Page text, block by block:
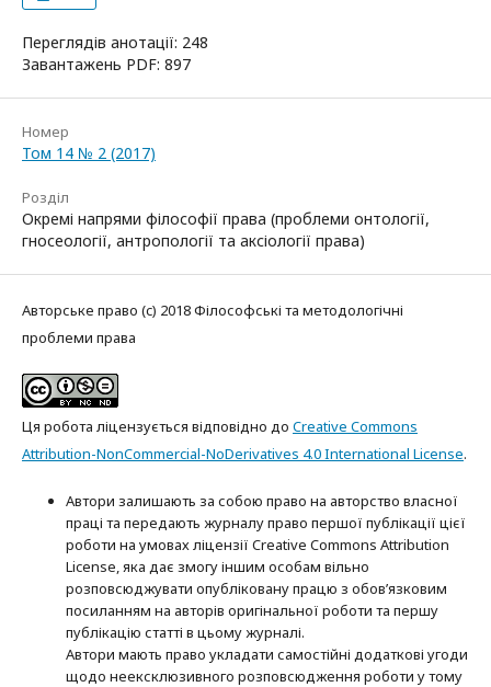
Переглядів анотації: 248
Завантажень PDF: 897
Номер
Том 14 № 2 (2017)
Розділ
Окремі напрями філософії права (проблеми онтології,
гносеології, антропології та аксіології права)
Авторське право (c) 2018 Філософські та методологічні
проблеми права
Ця робота ліцензується відповідно до Creative Commons
Attribution-NonCommercial-NoDerivatives 4.0 International License.
Автори залишають за собою право на авторство власної
праці та передають журналу право першої публікації цієї
роботи на умовах ліцензії Creative Commons Attribution
License, яка дає змогу іншим особам вільно
розповсюджувати опубліковану працю з обов’язковим
посиланням на авторів оригінальної роботи та першу
публікацію статті в цьому журналі.
Автори мають право укладати самостійні додаткові угоди
щодо неексклюзивного розповсюдження роботи у тому